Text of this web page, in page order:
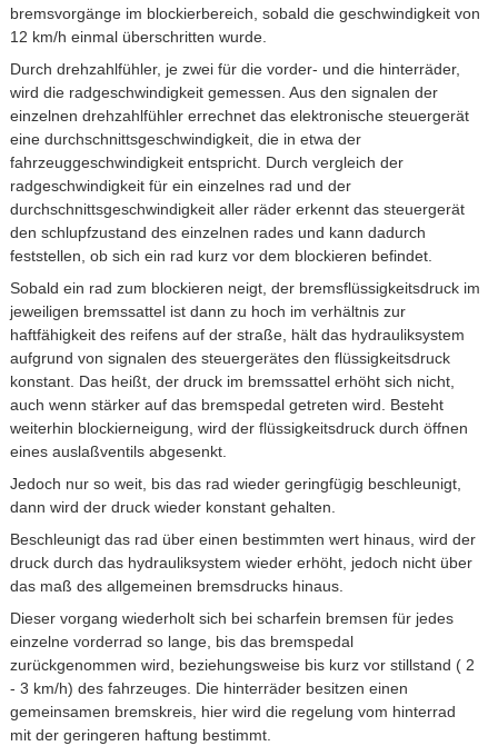
bremsvorgänge im blockierbereich, sobald die geschwindigkeit von
12 km/h einmal überschritten wurde.
Durch drehzahlfühler, je zwei für die vorder- und die hinterräder,
wird die radgeschwindigkeit gemessen. Aus den signalen der
einzelnen drehzahlfühler errechnet das elektronische steuergerät
eine durchschnittsgeschwindigkeit, die in etwa der
fahrzeuggeschwindigkeit entspricht. Durch vergleich der
radgeschwindigkeit für ein einzelnes rad und der
durchschnittsgeschwindigkeit aller räder erkennt das steuergerät
den schlupfzustand des einzelnen rades und kann dadurch
feststellen, ob sich ein rad kurz vor dem blockieren befindet.
Sobald ein rad zum blockieren neigt, der bremsflüssigkeitsdruck im
jeweiligen bremssattel ist dann zu hoch im verhältnis zur
haftfähigkeit des reifens auf der straße, hält das hydrauliksystem
aufgrund von signalen des steuergerätes den flüssigkeitsdruck
konstant. Das heißt, der druck im bremssattel erhöht sich nicht,
auch wenn stärker auf das bremspedal getreten wird. Besteht
weiterhin blockierneigung, wird der flüssigkeitsdruck durch öffnen
eines auslaßventils abgesenkt.
Jedoch nur so weit, bis das rad wieder geringfügig beschleunigt,
dann wird der druck wieder konstant gehalten.
Beschleunigt das rad über einen bestimmten wert hinaus, wird der
druck durch das hydrauliksystem wieder erhöht, jedoch nicht über
das maß des allgemeinen bremsdrucks hinaus.
Dieser vorgang wiederholt sich bei scharfein bremsen für jedes
einzelne vorderrad so lange, bis das bremspedal
zurückgenommen wird, beziehungsweise bis kurz vor stillstand ( 2
- 3 km/h) des fahrzeuges. Die hinterräder besitzen einen
gemeinsamen bremskreis, hier wird die regelung vom hinterrad
mit der geringeren haftung bestimmt.